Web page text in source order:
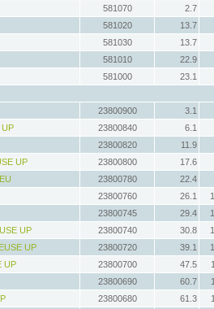
581070
2.7
581020
13.7
581030
13.7
581010
22.9
581000
23.1
23800900
3.1
UP
23800840
6.1
23800820
11.9
UP
23800800
17.6
23800780
22.4
23800760 26.1
23800745 29.4
UP
23800740 30.8
UP
23800720 39.1
UP
23800700 47.5
23800690 60.7
23800680 61.3